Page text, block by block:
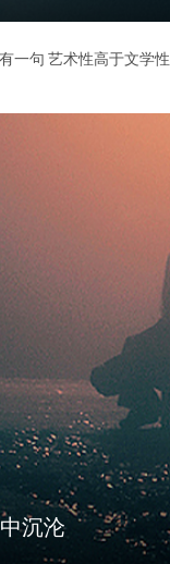
一句 艺术性高于文学性
沉沦